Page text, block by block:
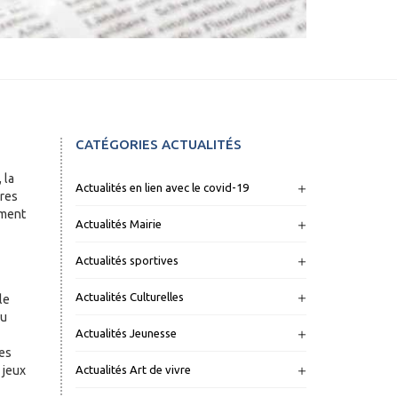
la
jeux
CATÉGORIES ACTUALITÉS
Actualités en lien avec le covid-19
Actualités Mairie
Actualités sportives
Actualités Culturelles
Actualités Jeunesse
Actualités Art de vivre